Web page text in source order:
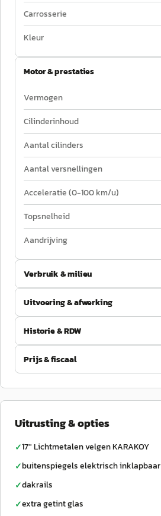
Carrosserie
Kleur
Motor & prestaties
Vermogen
Cilinderinhoud
Aantal cilinders
Aantal versnellingen
Acceleratie (0-100 km/u)
Topsnelheid
Aandrijving
Verbruik & milieu
Uitvoering & afwerking
Historie & RDW
Prijs & fiscaal
Uitrusting & opties
✓17'' Lichtmetalen velgen KARAKOY
✓buitenspiegels elektrisch inklapbaar
✓dakrails
✓extra getint glas